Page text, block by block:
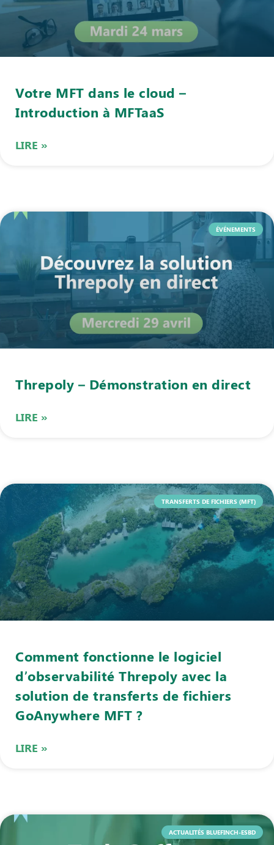
Votre MFT dans le cloud –
Introduction à MFTaaS
LIRE »
ÉVÉNEMENTS
Threpoly – Démonstration en direct
LIRE »
TRANSFERTS DE FICHIERS (MFT)
Comment fonctionne le logiciel
d’observabilité Threpoly avec la
solution de transferts de fichiers
GoAnywhere MFT ?
LIRE »
ACTUALITÉS BLUEFINCH-ESBD